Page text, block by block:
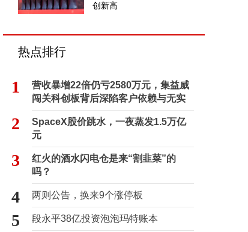
创新高
热点排行
1
营收暴增22倍仍亏2580万元，集益威
闯关科创板背后深陷客户依赖与无实
控人困局
2
SpaceX股价跳水，一夜蒸发1.5万亿
元
3
红火的酒水闪电仓是来“割韭菜”的
吗？
4 两则公告，换来9个涨停板
5 段永平38亿投资泡泡玛特账本